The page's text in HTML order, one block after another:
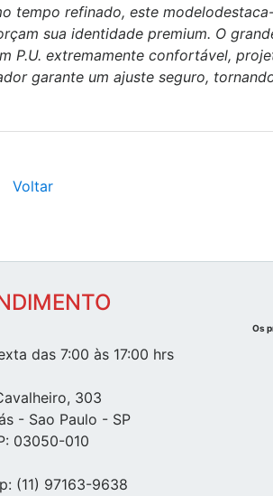
tempo refinado, este
sua identidade premium. O
P.U. extremamente confortável,
garante um ajuste seguro,
Voltar
das 7:00 às 17:00 hrs
303
- Sao Paulo - SP
03050-010
(11) 97163-9638
Os